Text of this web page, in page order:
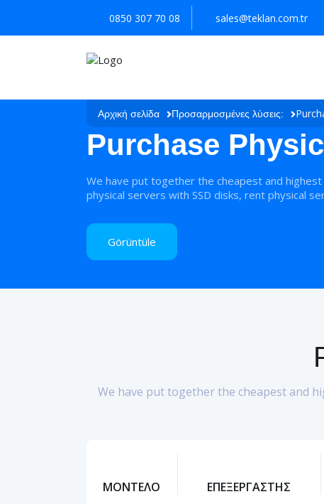
0850 307 70 08 sales@teklan.com.tr
Αρχική σελίδα Προσαρμοσμένες λύσεις:
Purchase
We have put together the cheapest and
physical servers with SSD disks, rent physical
Görüntüle
We have put together the cheapest and
ΜΟΝΤΕΛΟ ΕΠΕΞΕΡΓΑΣΤΗΣ